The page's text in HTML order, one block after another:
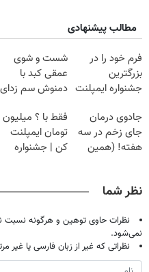
مطالب پیشنهادی
فرم خود را در
بزرگترین
جشنواره ایمپلنت
فقط ۲۵ میلیون
شست و شوی
عمقی کبد با
دمنوش سم زدای
جادوی درمان
جای زخم در سه
هفته! (همین
فقط با ؟ میلیون
تومان ایمپلنت
کن | جشنواره
نظر شما
نظرات حاوی توهین و هرگونه
نمی‌شود.
نظراتی که غیر از زبان فارسی یا غیر